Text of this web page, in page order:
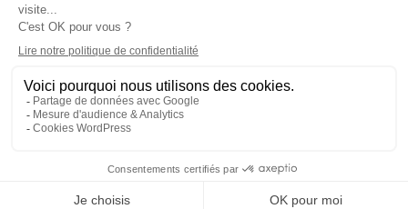
Contactez-nous-Mentions légales-CGV-Politique de
confidentialité-Gestion des cookies
Cedex 06